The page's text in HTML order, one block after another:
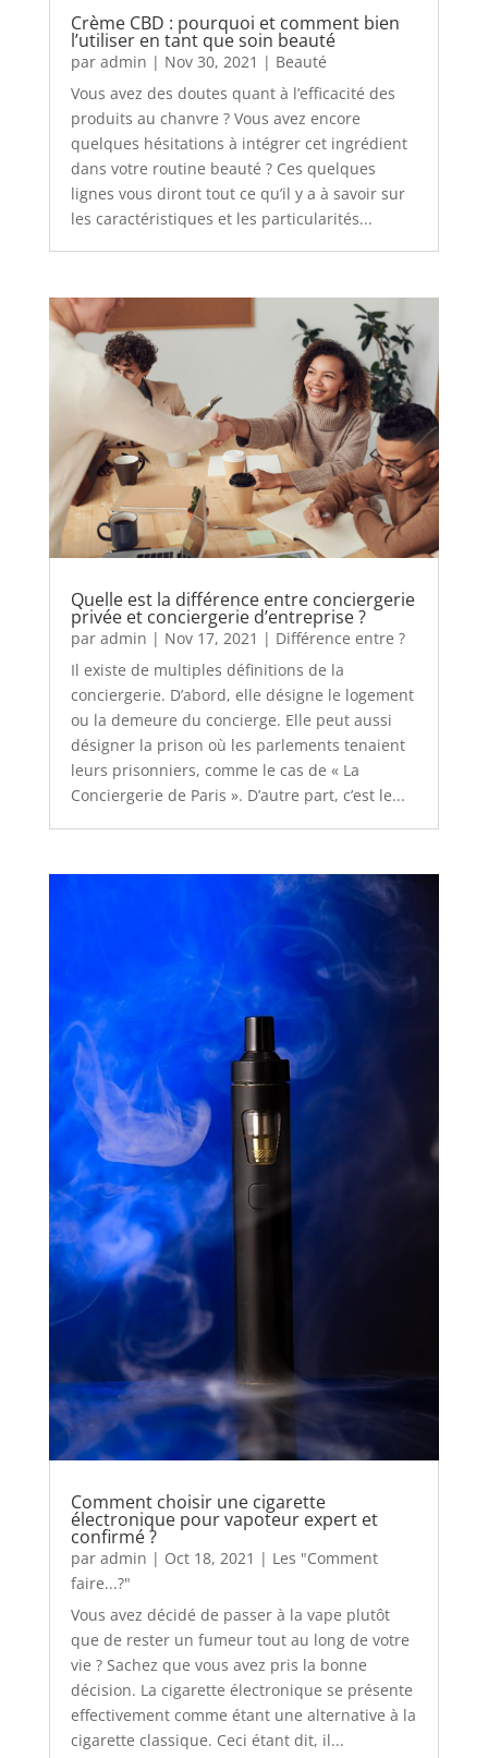
Crème CBD : pourquoi et comment bien
l’utiliser en tant que soin beauté
par admin | Nov 30, 2021 | Beauté
Vous avez des doutes quant à l’efficacité des
produits au chanvre ? Vous avez encore
quelques hésitations à intégrer cet ingrédient
dans votre routine beauté ? Ces quelques
lignes vous diront tout ce qu’il y a à savoir sur
les caractéristiques et les particularités...
Quelle est la différence entre conciergerie
privée et conciergerie d’entreprise ?
par admin | Nov 17, 2021 | Différence entre ?
Il existe de multiples définitions de la
conciergerie. D’abord, elle désigne le logement
ou la demeure du concierge. Elle peut aussi
désigner la prison où les parlements tenaient
leurs prisonniers, comme le cas de « La
Conciergerie de Paris ». D’autre part, c’est le...
Comment choisir une cigarette
électronique pour vapoteur expert et
confirmé ?
par admin | Oct 18, 2021 | Les "Comment
faire...?"
Vous avez décidé de passer à la vape plutôt
que de rester un fumeur tout au long de votre
vie ? Sachez que vous avez pris la bonne
décision. La cigarette électronique se présente
effectivement comme étant une alternative à la
cigarette classique. Ceci étant dit, il...